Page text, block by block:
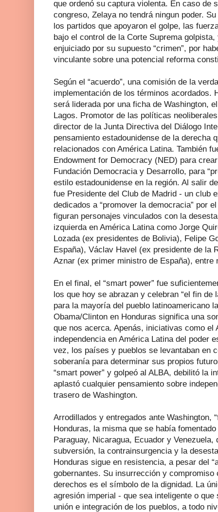
que ordenó su captura violenta. En caso de
congreso, Zelaya no tendrá ningun poder.
los partidos que apoyaron el golpe, las
bajo el control de la Corte Suprema
enjuiciado por su supuesto “crimen”, por
vinculante sobre una potencial reforma
Según el “acuerdo”, una comisión de la
implementación de los términos acordados.
será liderada por una ficha de Washington,
Lagos. Promotor de las políticas
director de la Junta Directiva del Diálogo
pensamiento estadounidense de la derecha
relacionados con América Latina. También
Endowment for Democracy (NED) para
Fundación Democracia y Desarrollo, para
estilo estadounidense en la región. Al salir
fue Presidente del Club de Madrid - un club
dedicados a “promover la democracia” por
figuran personajes vinculados con la
izquierda en América Latina como Jorge
Lozada (ex presidentes de Bolivia), Felipe
España), Václav Havel (ex presidente de la
Aznar (ex primer ministro de España), entre
En el final, el “smart power” fue
los que hoy se abrazan y celebran “el fin de
para la mayoría del pueblo latinoamericano
Obama/Clinton en Honduras significa una
que nos acerca. Apenás, iniciativas como el
independencia en América Latina del poder
vez, los países y pueblos se levantaban en
soberanía para determinar sus propios
“smart power” y golpeó al ALBA, debilitó la
aplastó cualquier pensamiento sobre
trasero de Washington.
Arrodillados y entregados ante Washington,
Honduras, la misma que se había
Paraguay, Nicaragua, Ecuador y Venezuela,
subversión, la contrainsurgencia y la
Honduras sigue en resistencia, a pesar del
gobernantes. Su insurrección y
derechos es el símbolo de la dignidad. La
agresión imperial - que sea inteligente o
unión e integración de los pueblos, a todo